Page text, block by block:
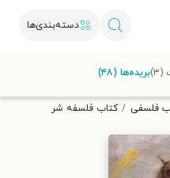
دسته‌بندی‌ها
دریافت کن.
فلسفی کتاب فلسفه شر
بریده‌ها (۴۸)